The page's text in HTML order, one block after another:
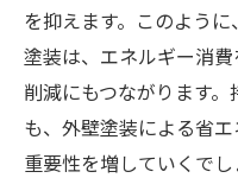
を抑えます。このよう
塗装は、エネルギー消
削減にもつながります
も、外壁塗装による省
重要性を増していくで